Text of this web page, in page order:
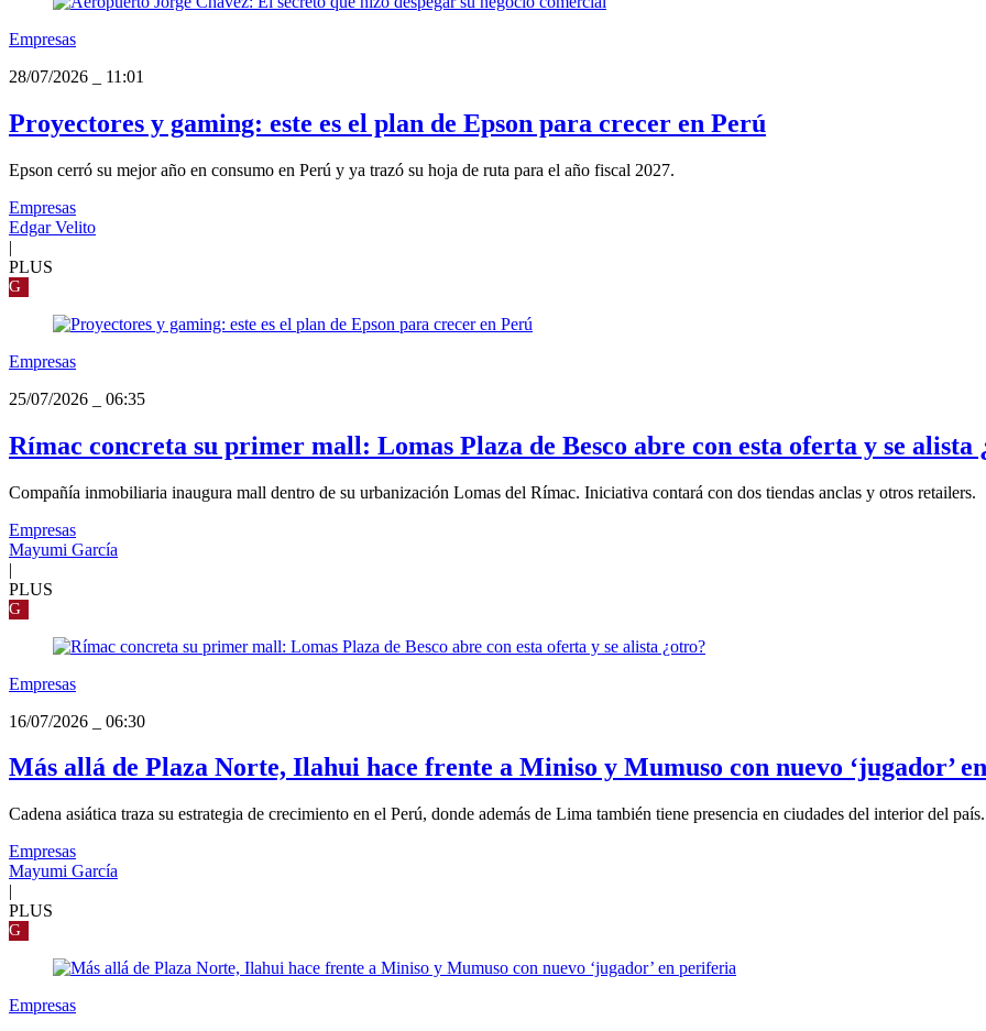
Empresas
28/07/2026
11:01
Proyectores y gaming: este es el plan de Epson para crecer en Perú
Epson cerró su mejor año en consumo en Perú y ya trazó su hoja de ruta para el año fiscal 2027.
Empresas
Edgar Velito
|
PLUS
G
Empresas
25/07/2026
06:35
Rímac concreta su primer mall: Lomas Plaza de Besco abre con esta oferta y se alista
Compañía inmobiliaria inaugura mall dentro de su urbanización Lomas del Rímac. Iniciativa contará con dos tiendas anclas y otros retailers.
Empresas
Mayumi García
|
PLUS
G
Empresas
16/07/2026
06:30
Más allá de Plaza Norte, Ilahui hace frente a Miniso y Mumuso con nuevo ‘jugador’
Cadena asiática traza su estrategia de crecimiento en el Perú, donde además de Lima también tiene presencia en ciudades del interior del país.
Empresas
Mayumi García
|
PLUS
G
Empresas